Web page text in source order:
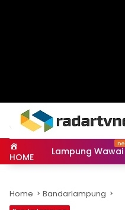
HOME Lampung Wawai
Home Bandarlampung